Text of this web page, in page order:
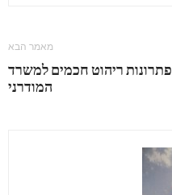
מאמר הבא
פתרונות ריהוט חכמים למשרד
המודרני